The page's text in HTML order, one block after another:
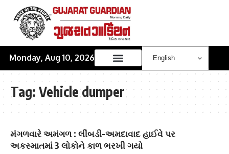
Monday, Aug 10, 2026
Tag: Vehicle dumper
મંગળવારે અમંગળ : લીંબડી-અમદાવાદ હાઈવે પર
અકસ્માતમાં 3 લોકોને કાળ ભરખી ગયો